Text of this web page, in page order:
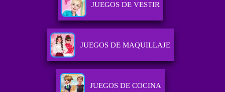
JUEGOS DE VESTIR
JUEGOS DE MAQUILLAJE
JUEGOS DE COCINA